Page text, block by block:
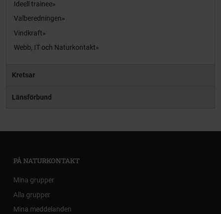
Ideell trainee
Valberedningen
Vindkraft
Webb, IT och Naturkontakt
Kretsar
Länsförbund
PÅ NATURKONTAKT
Mina grupper
Alla grupper
Mina meddelanden